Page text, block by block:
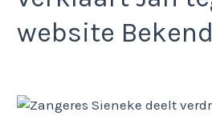
website